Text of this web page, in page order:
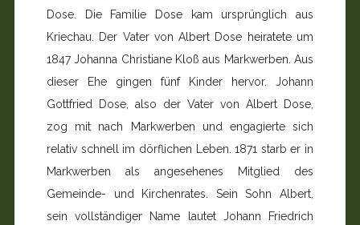
Dose. Die Familie Dose kam ursprünglich aus
Kriechau. Der Vater von Albert Dose heiratete um
1847 Johanna Christiane Kloß aus Markwerben. Aus
dieser Ehe gingen fünf Kinder hervor. Johann
Gottfried Dose, also der Vater von Albert Dose,
zog mit nach Markwerben und engagierte sich
relativ schnell im dörflichen Leben. 1871 starb er in
Markwerben als angesehenes Mitglied des
Gemeinde- und Kirchenrates. Sein Sohn Albert,
sein vollständiger Name lautet Johann Friedrich